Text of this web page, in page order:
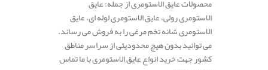
محصولات عایق الاستومری از جمله: عایق
الاستومری رولی، عایق الاستومری لوله ای، عایق
الاستومری شانه تخم مرغی را به فروش می رساند.
می توانید بدون هیچ محدودیتی از سراسر مناطق
کشور جهت خرید انواع عایق الاستومری با ما تماس